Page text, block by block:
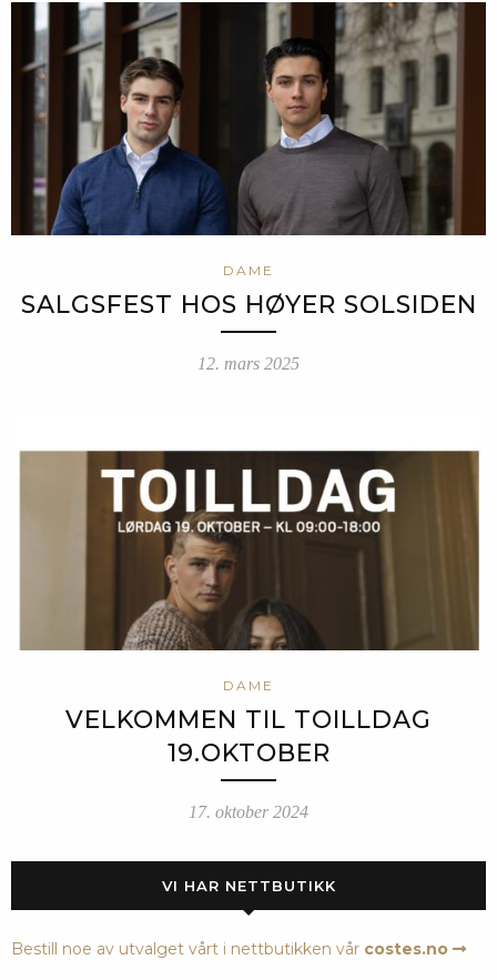
DAME
SALGSFEST HOS HØYER SOLSIDEN
12. mars 2025
DAME
VELKOMMEN TIL TOILLDAG
19.OKTOBER
17. oktober 2024
VI HAR NETTBUTIKK
Bestill noe av utvalget vårt i nettbutikken vår costes.no